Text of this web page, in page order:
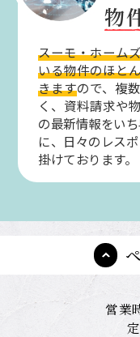
物
スーモ・ホーム
いる物件のほと
きますので、複
く、資料請求や
の最新情報をい
に、日々のレス
掛けております。
営業